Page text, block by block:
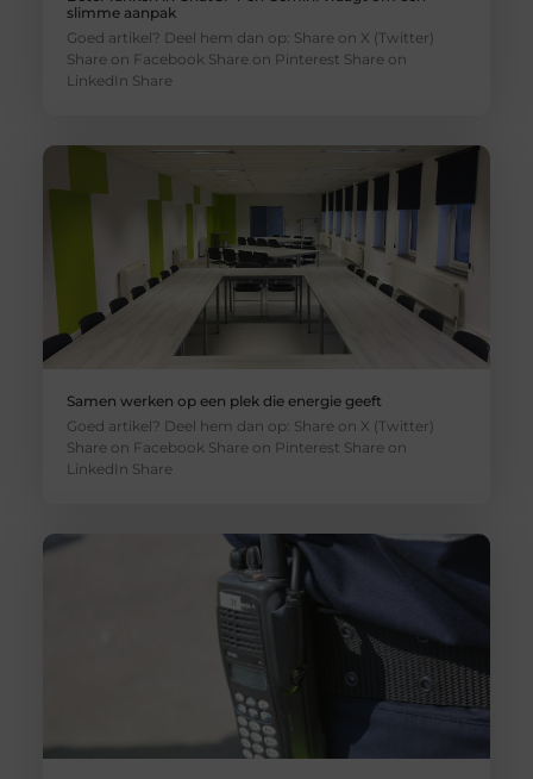
slimme aanpak
Goed artikel? Deel hem dan op: Share on X (Twitter)
Share on Facebook Share on Pinterest Share on
LinkedIn Share
Samen werken op een plek die energie geeft
Goed artikel? Deel hem dan op: Share on X (Twitter)
Share on Facebook Share on Pinterest Share on
LinkedIn Share